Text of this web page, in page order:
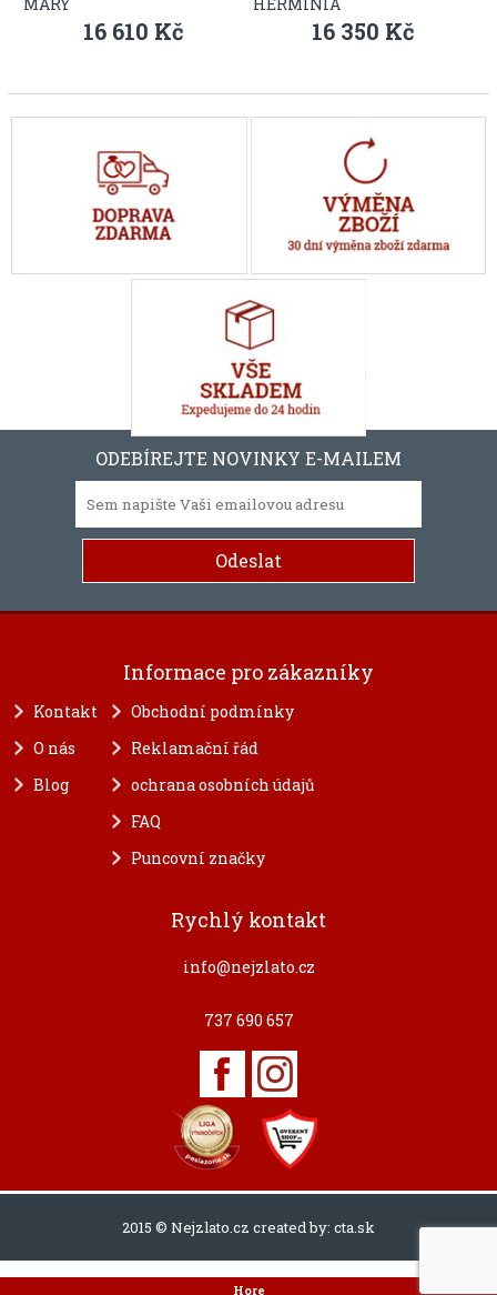
16 610 Kč 16 350 Kč
ODEBÍREJTE NOVINKY E-MAILEM
Informace pro zákazníky
Kontakt
O nás
Blog
Obchodní podmínky
Reklamační řád
ochrana osobních údajů
FAQ
Puncovní značky
Rychlý kontakt
info@nejzlato.cz
737 690 657
2015 © Nejzlato.cz created by: cta.sk
Hore